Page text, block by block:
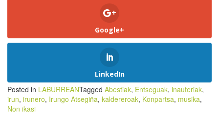
Google+
LinkedIn
Posted in LABURREANTagged Abestiak, Entseguak, inauteriak,
irun, irunero, Irungo Atsegiña, kaldereroak, Konpartsa, musika,
Non ikasi